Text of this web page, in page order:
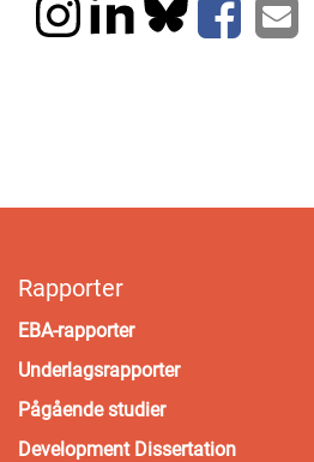
Rapporter
EBA-rapporter
Underlagsrapporter
Pågående studier
Development Dissertation